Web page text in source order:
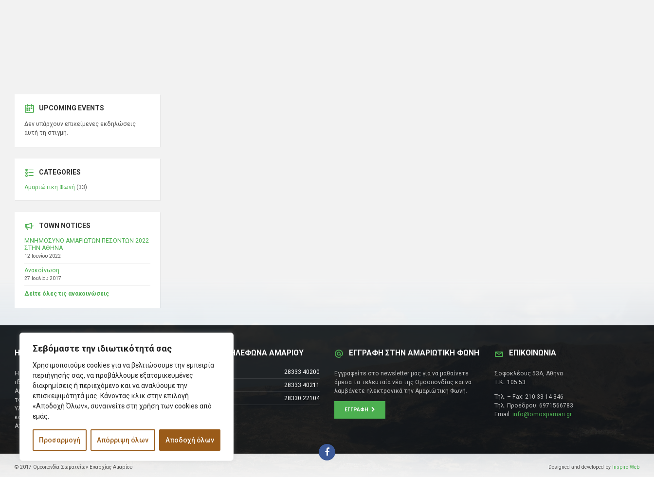
Σεβόμαστε την ιδιωτικότητά σας
Χρησιμοποιούμε cookies για να βελτιώσουμε την εμπειρία
περιήγησής σας, να προβάλλουμε εξατομικευμένες
διαφημίσεις ή περιεχόμενο και να αναλύουμε την
επισκεψιμότητά μας. Κάνοντας κλικ στην επιλογή
«Αποδοχή Όλων», συναινείτε στη χρήση των cookies από
εμάς.
Προσαρμογή Απόρριψη όλων Αποδοχή όλων
UPCOMING EVENTS
Δεν υπάρχουν επικείμενες εκδηλώσεις
αυτή τη στιγμή.
CATEGORIES
Αμαριώτικη Φωνή (33)
TOWN NOTICES
ΜΝΗΜΟΣΥΝΟ ΑΜΑΡΙΩΤΩΝ ΠΕΣΟΝΤΩΝ 2022
ΣΤΗΝ ΑΘΗΝΑ
12 Ιουνίου 2022
Ανακοίνωση
27 Ιουλίου 2017
Δείτε όλες τις ανακοινώσεις
Η ΟΜΟΣΠΟΝΔΙΑ
Η Ομοσπονδία Σωματείων Επαρχίας Αμαρίου
ιδρύθηκε και πήρε τη θέση της Ένωσης
Αμαριωτών, που λειτουργούσε από το 1966 μέχρι
το 1984.
Υλοποιήθηκε σε συνεργασία των μελών του Δ.Σ
και των Δ.Σ των Αμαριώτικων Σωματείων της
Αττικής.
ΧΡΗΣΙΜΑ ΤΗΛΕΦΩΝΑ ΑΜΑΡΙΟΥ
Τηλεφωνικό Κέντρο
28333 40200
Δήμαρχος
28333 40211
Φαξ
28330 22104
ΕΓΓΡΑΦΗ ΣΤΗΝ ΑΜΑΡΙΩΤΙΚΗ ΦΩΝΗ
Εγγραφείτε στο newsletter μας για να μαθαίνετε
άμεσα τα τελευταία νέα της Ομοσπονδίας και να
λαμβάνετε ηλεκτρονικά την Αμαριώτικη Φωνή.
ΕΓΓΡΑΦΉ
ΕΠΙΚΟΙΝΩΝΊΑ
Σοφοκλέους 53Α, Αθήνα
Τ.Κ.: 105 53
Τηλ. – Fax: 210 33 14 346
Τηλ. Προέδρου: 6971566783
Email: info@omospamari.gr
© 2017 Ομοσπονδία Σωματείων Επαρχίας Αμαρίου Designed and developed by Inspire Web